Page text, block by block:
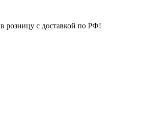
розницу с доставкой по РФ!